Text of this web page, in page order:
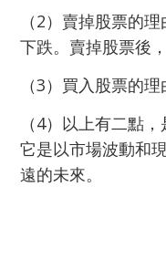
（2）賣掉股票的
下跌。賣掉股票後
（3）買入股票的理
（4）以上有二點，
它是以市場波動和
遠的未來。